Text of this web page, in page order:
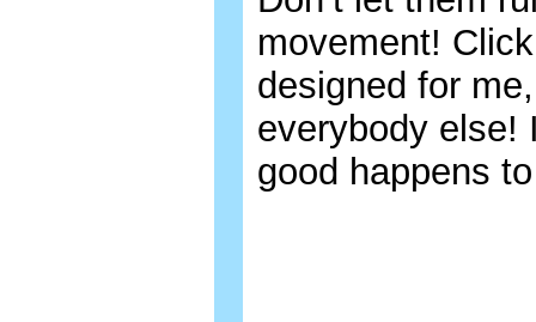
movement!
designed for
everybody else!
good happens